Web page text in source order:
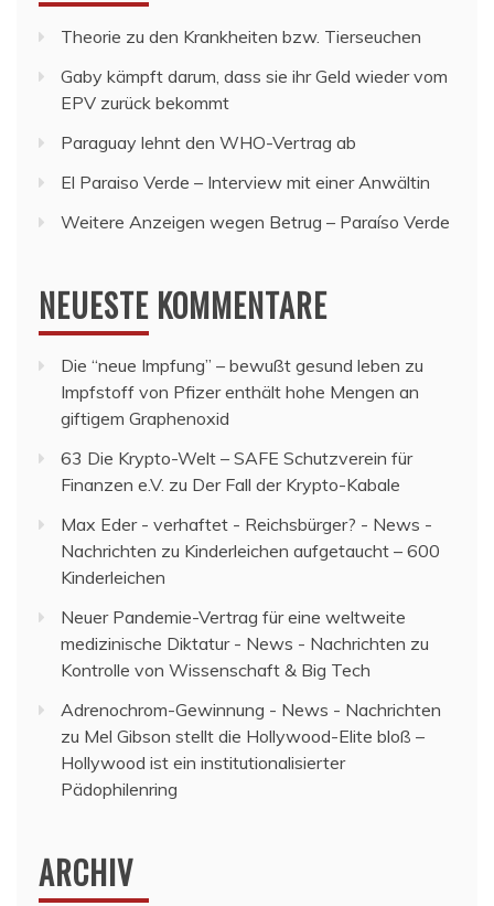
Theorie zu den Krankheiten bzw. Tierseuchen
Gaby kämpft darum, dass sie ihr Geld wieder vom
EPV zurück bekommt
Paraguay lehnt den WHO-Vertrag ab
El Paraiso Verde – Interview mit einer Anwältin
Weitere Anzeigen wegen Betrug – Paraíso Verde
NEUESTE KOMMENTARE
Die “neue Impfung” – bewußt gesund leben zu
Impfstoff von Pfizer enthält hohe Mengen an
giftigem Graphenoxid
63 Die Krypto-Welt – SAFE Schutzverein für
Finanzen e.V. zu Der Fall der Krypto-Kabale
Max Eder - verhaftet - Reichsbürger? - News -
Nachrichten zu Kinderleichen aufgetaucht – 600
Kinderleichen
Neuer Pandemie-Vertrag für eine weltweite
medizinische Diktatur - News - Nachrichten zu
Kontrolle von Wissenschaft & Big Tech
Adrenochrom-Gewinnung - News - Nachrichten
zu Mel Gibson stellt die Hollywood-Elite bloß –
Hollywood ist ein institutionalisierter
Pädophilenring
ARCHIV